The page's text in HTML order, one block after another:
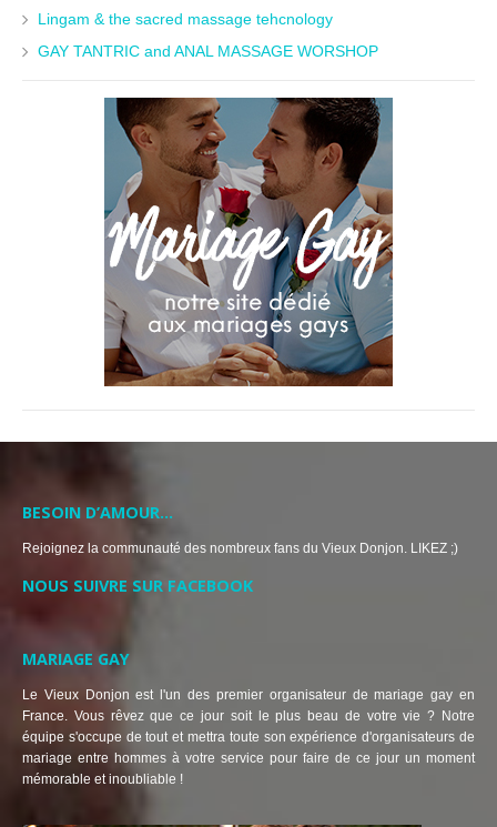
Lingam & the sacred massage tehcnology
GAY TANTRIC and ANAL MASSAGE WORSHOP
BESOIN D’AMOUR…
Rejoignez la communauté des nombreux fans du Vieux Donjon. LIKEZ ;)
NOUS SUIVRE SUR FACEBOOK
MARIAGE GAY
Le Vieux Donjon est l'un des premier organisateur de mariage gay en
France. Vous rêvez que ce jour soit le plus beau de votre vie ? Notre
équipe s'occupe de tout et mettra toute son expérience d'organisateurs de
mariage entre hommes à votre service pour faire de ce jour un moment
mémorable et inoubliable !